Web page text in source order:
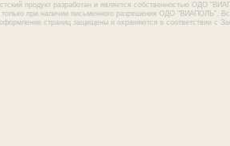
продукт разработан и является собственностью ОДО
только при наличии письменного разрешения ОДО "ВИАПОЛЬ".
страниц защищены и охраняются в соответствии с